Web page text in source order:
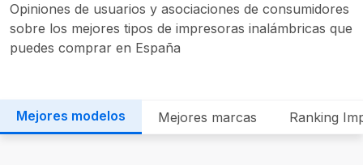
Opiniones de usuarios y asociaciones de consumidores
sobre los mejores tipos de impresoras inalámbricas que
puedes comprar en España
Mejores modelos Mejores marcas Ranking